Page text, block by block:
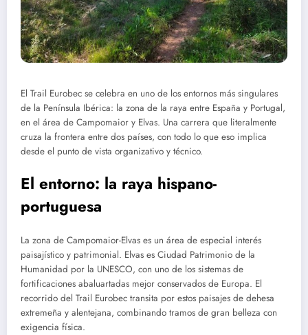
El Trail Eurobec se celebra en uno de los entornos más singulares
de la Península Ibérica: la zona de la raya entre España y Portugal,
en el área de Campomaior y Elvas. Una carrera que literalmente
cruza la frontera entre dos países, con todo lo que eso implica
desde el punto de vista organizativo y técnico.
El entorno: la raya hispano-
portuguesa
La zona de Campomaior-Elvas es un área de especial interés
paisajístico y patrimonial. Elvas es Ciudad Patrimonio de la
Humanidad por la UNESCO, con uno de los sistemas de
fortificaciones abaluartadas mejor conservados de Europa. El
recorrido del Trail Eurobec transita por estos paisajes de dehesa
extremeña y alentejana, combinando tramos de gran belleza con
exigencia física.